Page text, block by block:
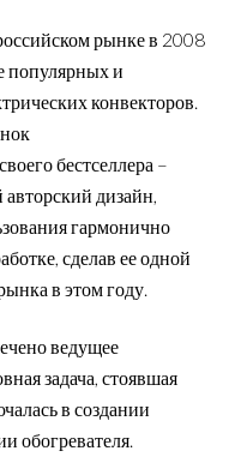
рынке в 2008
популярных и
конвекторов.
бестселлера –
дизайн,
гармонично
сделав ее одной
в этом году.
ведущее
задача, стоявшая
в создании
обогревателя.